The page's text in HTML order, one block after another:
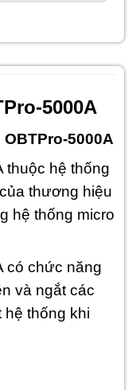
5000A
5000A
thuộc hệ thống
thương hiệu
hệ thống micro
có chức năng
và ngắt các
hệ thống khi